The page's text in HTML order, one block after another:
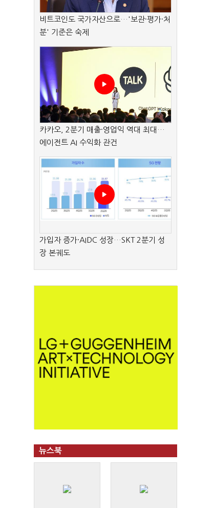
비트코인도 국가자산으로…'보관·평가·처
분' 기준은 숙제
카카오, 2분기 매출·영업익 역대 최대…
에이전트 AI 수익화 관건
가입자 증가·AIDC 성장…SKT 2분기 성
장 본궤도
뉴스북